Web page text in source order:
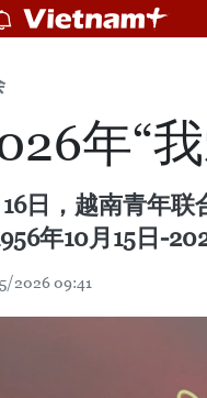
年“
日，越南青年
年10月15日-
2026 09:41